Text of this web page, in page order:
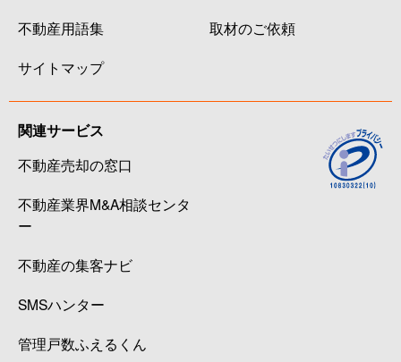
不動産用語集
サイトマップ
取材のご依頼
関連サービス
不動産売却の窓口
不動産業界M&A相談センタ
ー
不動産の集客ナビ
SMSハンター
管理戸数ふえるくん